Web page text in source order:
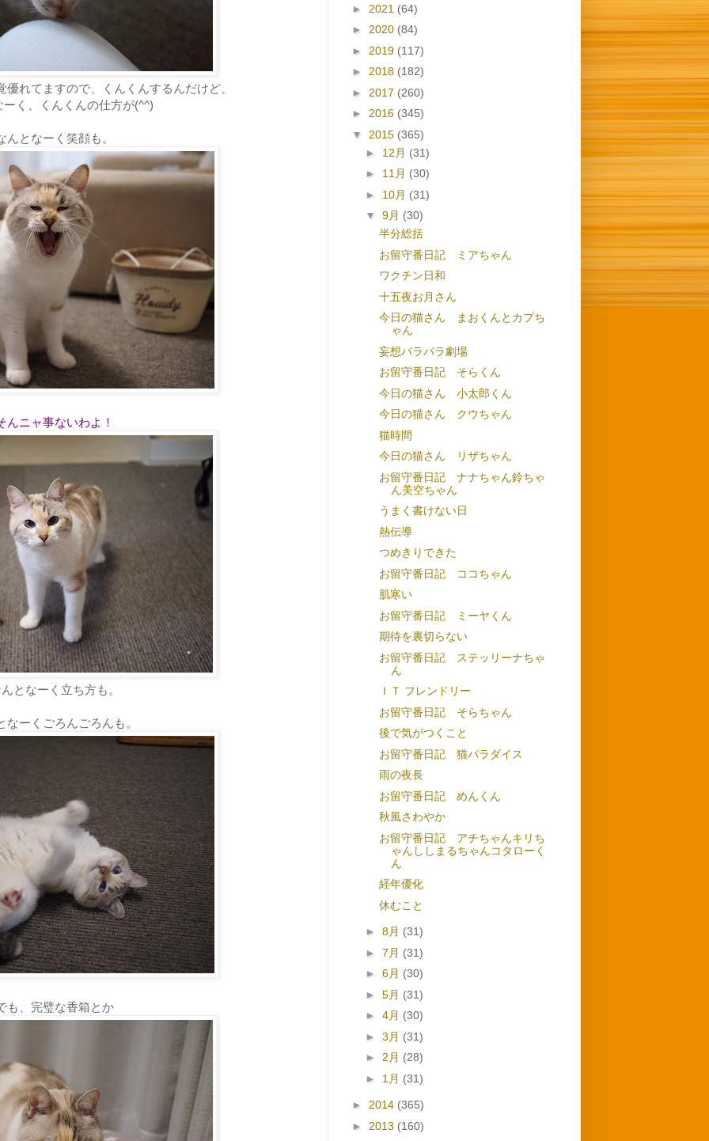
れてますので、くんくんするんだけど、
ーく、くんくんの仕方が(^^)
んとなーく笑顔も。
んニャ事ないわよ！
となーく立ち方も。
なーくごろんごろんも。
も、完璧な香箱とか
► 2021 (64)
► 2020 (84)
► 2019 (117)
► 2018 (182)
► 2017 (260)
► 2016 (345)
▼ 2015 (365)
► 12月 (31)
► 11月 (30)
► 10月 (31)
▼ 9月 (30)
半分総括
お留守番日記 ミアちゃん
ワクチン日和
十五夜お月さん
今日の猫さん まおくんとカプち
ゃん
妄想パラパラ劇場
お留守番日記 そらくん
今日の猫さん 小太郎くん
今日の猫さん クウちゃん
猫時間
今日の猫さん リザちゃん
お留守番日記 ナナちゃん鈴ちゃ
ん美空ちゃん
うまく書けない日
熱伝導
つめきりできた
お留守番日記 ココちゃん
肌寒い
お留守番日記 ミーヤくん
期待を裏切らない
お留守番日記 ステッリーナちゃ
ん
ＩＴ フレンドリー
お留守番日記 そらちゃん
後で気がつくこと
お留守番日記 猫パラダイス
雨の夜長
お留守番日記 めんくん
秋風さわやか
お留守番日記 アチちゃんキリち
ゃんししまるちゃんコタローく
ん
経年優化
休むこと
► 8月 (31)
► 7月 (31)
► 6月 (30)
► 5月 (31)
► 4月 (30)
► 3月 (31)
► 2月 (28)
► 1月 (31)
► 2014 (365)
► 2013 (160)